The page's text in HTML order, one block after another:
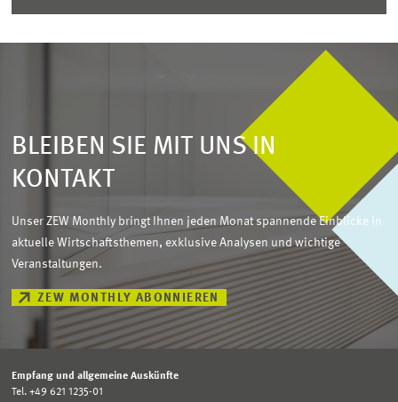
BLEIBEN SIE MIT UNS IN
KONTAKT
Unser ZEW Monthly bringt Ihnen jeden Monat spannende Einblicke in
aktuelle Wirtschaftsthemen, exklusive Analysen und wichtige
Veranstaltungen.
ZEW MONTHLY ABONNIEREN
Empfang und allgemeine Auskünfte
Tel. +49 621 1235-01